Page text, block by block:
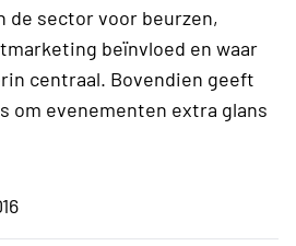
de sector voor beurzen,
beïnvloed en waar
centraal. Bovendien geeft
om evenementen extra glans